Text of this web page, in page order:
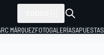
MÁRQUEZFOTOGALERÍASAPUESTAS